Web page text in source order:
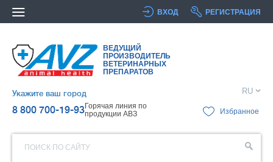
ВХОД РЕГИСТРАЦИЯ
ВЕДУЩИЙ
ПРОИЗВОДИТЕЛЬ
ВЕТЕРИНАРНЫХ
ПРЕПАРАТОВ
Укажите ваш город
8 800 700-19-93Горячая линия по
продукции АВЗ
RU
Избранное
ПОИСК ПО САЙТУ